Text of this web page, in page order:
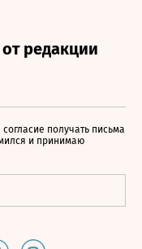
получать письма
и принимаю